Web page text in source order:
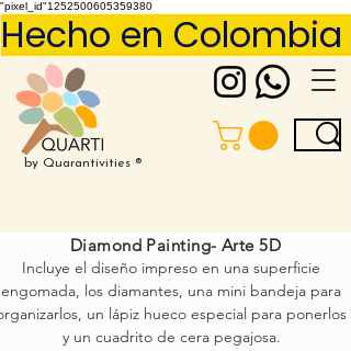
"pixel_id"1252500605359380
by Quarantivities ®
Hecho en
Diamond Painting- Arte 5D
Incluye el diseño impreso en una superficie
engomada, los diamantes, una mini bandeja para
un lápiz hueco especial para ponerlos
y un cuadrito de cera pegajosa.